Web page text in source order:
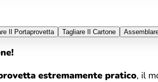
Il Portaprovetta Tagliare Il Cartone
estremamente pratico, il